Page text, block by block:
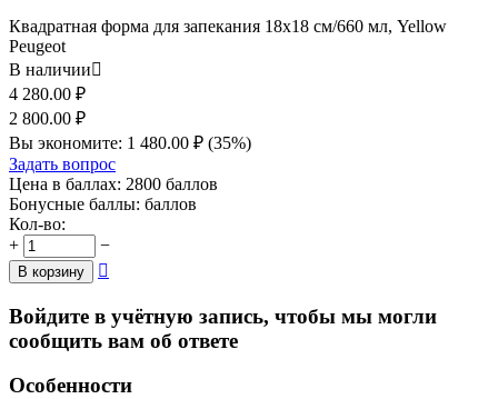
Квадратная форма для запекания 18x18 см/660 мл, Yellow
Peugeot
В наличии
4 280.00 ₽
2 800.00 ₽
Вы экономите: 1 480.00 ₽ (35%)
Задать вопрос
Цена в баллах: 2800 баллов
Бонусные баллы: баллов
Кол-во:
+
−
В корзину 
Войдите в учётную запись, чтобы мы могли
сообщить вам об ответе
Особенности